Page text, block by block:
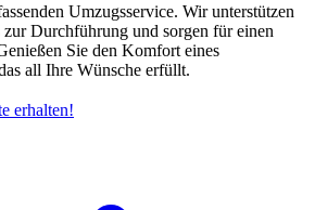
Umzugsservice. Wir unterstützen
Durchführung und sorgen für einen
Sie den Komfort eines
all Ihre Wünsche erfüllt.
erhalten!